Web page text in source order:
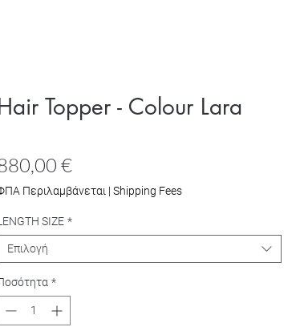
Topper - Colour Lara
€Τιμή
Περιλαμβάνεται | Shipping Fees
SIZE *
Επιλογή
*